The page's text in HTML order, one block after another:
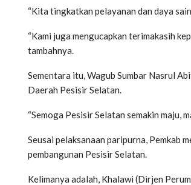
“Kita tingkatkan pelayanan dan daya
“Kami juga mengucapkan terimakasih
tambahnya.
Sementara itu, Wagub Sumbar Nasrul
Daerah Pesisir Selatan.
“Semoga Pesisir Selatan semakin maju,
Seusai pelaksanaan paripurna, Pemkab
pembangunan Pesisir Selatan.
Kelimanya adalah, Khalawi (Dirjen